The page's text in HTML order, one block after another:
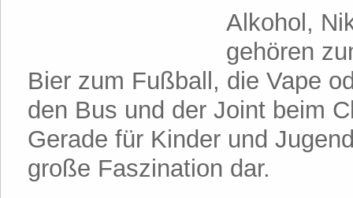
Alkohol,
gehören
Bier zum Fußball, die Vape
den Bus und der Joint beim
Gerade für Kinder und
große Faszination dar.